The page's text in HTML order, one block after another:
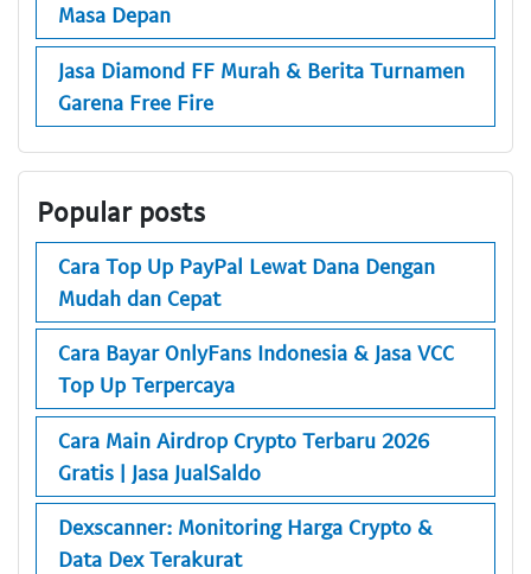
Masa Depan
Jasa Diamond FF Murah & Berita Turnamen
Garena Free Fire
Popular posts
Cara Top Up PayPal Lewat Dana Dengan
Mudah dan Cepat
Cara Bayar OnlyFans Indonesia & Jasa VCC
Top Up Terpercaya
Cara Main Airdrop Crypto Terbaru 2026
Gratis | Jasa JualSaldo
Dexscanner: Monitoring Harga Crypto &
Data Dex Terakurat